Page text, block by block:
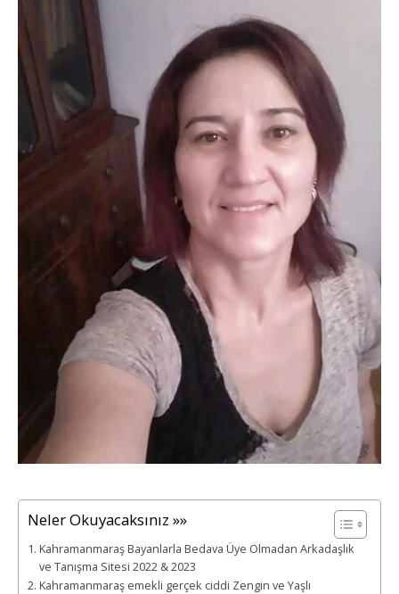
Neler Okuyacaksınız »»
Kahramanmaraş Bayanlarla Bedava Üye Olmadan Arkadaşlık
ve Tanışma Sitesi 2022 & 2023
Kahramanmaraş emekli gerçek ciddi Zengin ve Yaşlı